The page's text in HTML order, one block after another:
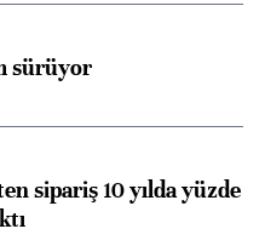
sürüyor
sipariş 10 yılda yüzde